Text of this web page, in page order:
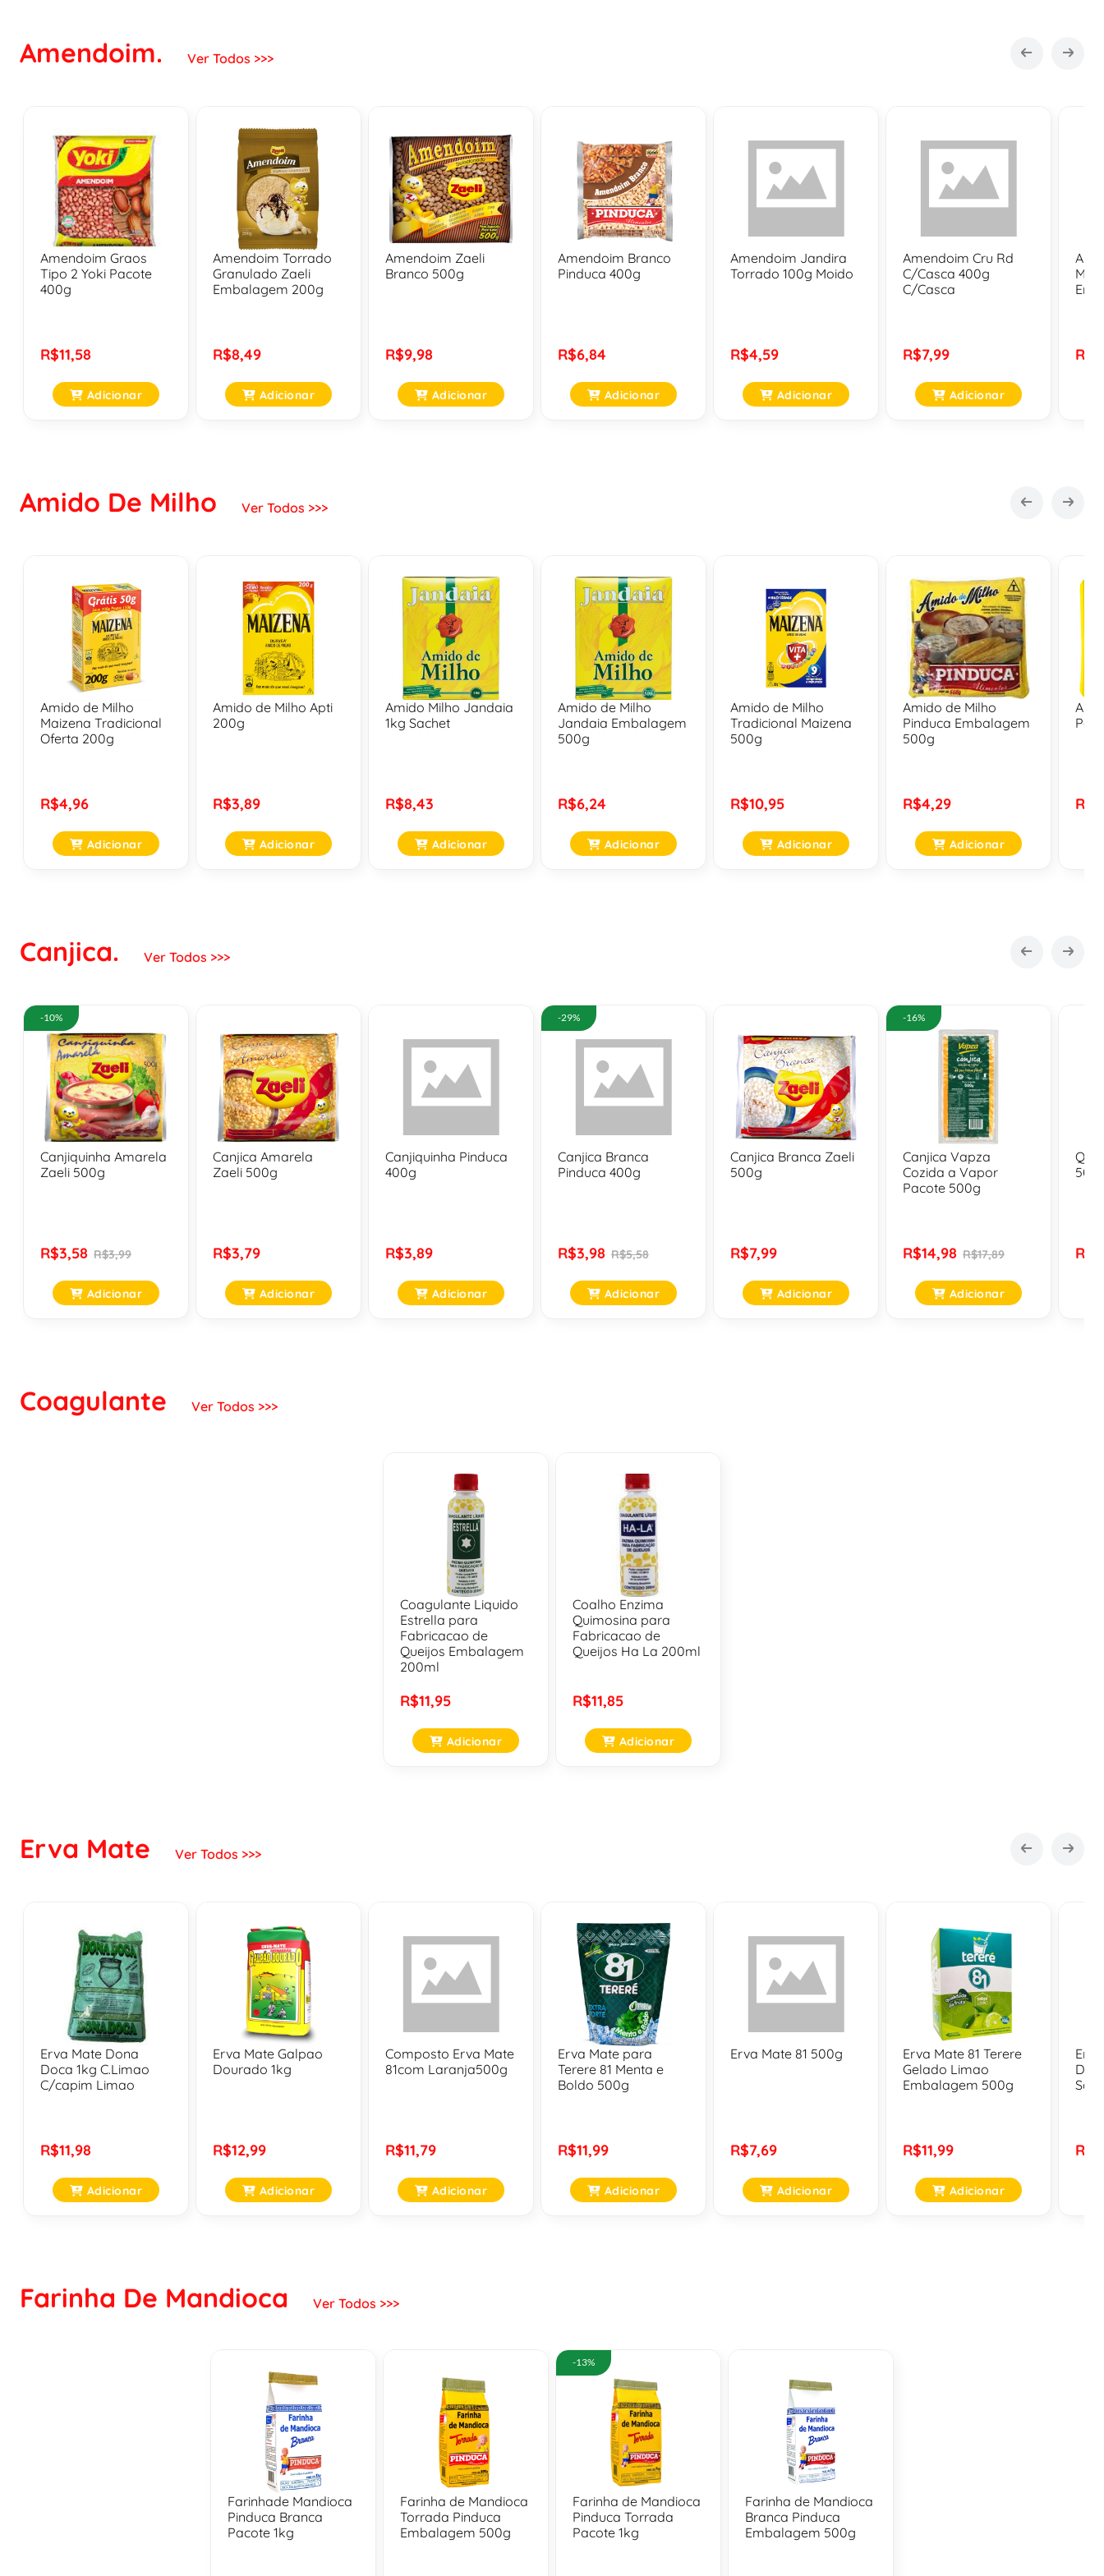
Amendoim. Ver Todos >>>
Amendoim Graos
Tipo 2 Yoki Pacote
400g
R$11,58
Adicionar
Amendoim Torrado
Granulado Zaeli
Embalagem 200g
R$8,49
Adicionar
Amendoim Zaeli
Branco 500g
R$9,98
Adicionar
Amendoim Branco
Pinduca 400g
R$6,84
Adicionar
Amendoim Jandira
Torrado 100g Moido
R$4,59
Adicionar
Amendoim Cru Rd
C/Casca 400g
C/Casca
R$7,99
Adicionar
Amido De Milho Ver Todos >>>
Amido de Milho
Maizena Tradicional
Oferta 200g
R$4,96
Adicionar
Amido de Milho Apti
200g
R$3,89
Adicionar
Amido Milho Jandaia
1kg Sachet
R$8,43
Adicionar
Amido de Milho
Jandaia Embalagem
500g
R$6,24
Adicionar
Amido de Milho
Tradicional Maizena
500g
R$10,95
Adicionar
Amido de Milho
Pinduca Embalagem
500g
R$4,29
Adicionar
Canjica. Ver Todos >>>
-10%
Canjiquinha Amarela
Zaeli 500g
R$3,58 R$3,99
Adicionar
Canjica Amarela
Zaeli 500g
R$3,79
Adicionar
Canjiquinha Pinduca
400g
R$3,89
Adicionar
-29%
Canjica Branca
Pinduca 400g
R$3,98 R$5,58
Adicionar
Canjica Branca Zaeli
500g
R$7,99
Adicionar
-16%
Canjica Vapza
Cozida a Vapor
Pacote 500g
R$14,98 R$17,89
Adicionar
Coagulante Ver Todos >>>
Coagulante Liquido
Estrella para
Fabricacao de
Queijos Embalagem
200ml
R$11,95
Adicionar
Coalho Enzima
Quimosina para
Fabricacao de
Queijos Ha La 200ml
R$11,85
Adicionar
Erva Mate Ver Todos >>>
Erva Mate Dona
Doca 1kg C.Limao
C/capim Limao
R$11,98
Adicionar
Erva Mate Galpao
Dourado 1kg
R$12,99
Adicionar
Composto Erva Mate
81com Laranja500g
R$11,79
Adicionar
Erva Mate para
Terere 81 Menta e
Boldo 500g
R$11,99
Adicionar
Erva Mate 81 500g
R$7,69
Adicionar
Erva Mate 81 Terere
Gelado Limao
Embalagem 500g
R$11,99
Adicionar
Farinha De Mandioca Ver Todos >>>
Farinhade Mandioca
Pinduca Branca
Pacote 1kg
Farinha de Mandioca
Torrada Pinduca
Embalagem 500g
-13%
Farinha de Mandioca
Pinduca Torrada
Pacote 1kg
Farinha de Mandioca
Branca Pinduca
Embalagem 500g